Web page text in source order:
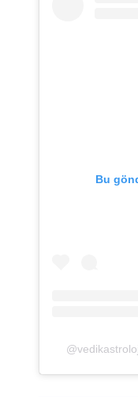
Bu